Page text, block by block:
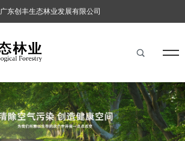
广东创丰生态林业发展有限公司